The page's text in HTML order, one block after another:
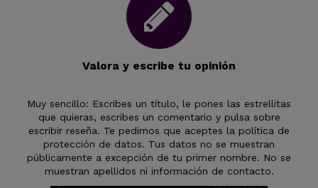
Valora y escribe tu opinión
Muy sencillo: Escribes un título, le pones las estrellitas
que quieras, escribes un comentario y pulsa sobre
escribir reseña. Te pedimos que aceptes la política de
protección de datos. Tus datos no se muestran
públicamente a excepción de tu primer nombre. No se
muestran apellidos ni información de contacto.